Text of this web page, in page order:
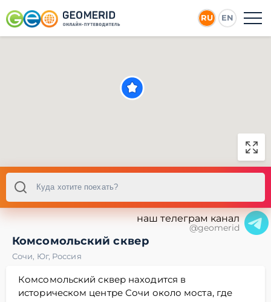
RU EN
наш телеграм канал
@geomerid
Комсомольский сквер
Сочи, Юг, Россия
Комсомольский сквер находится в
историческом центре Сочи около моста, где